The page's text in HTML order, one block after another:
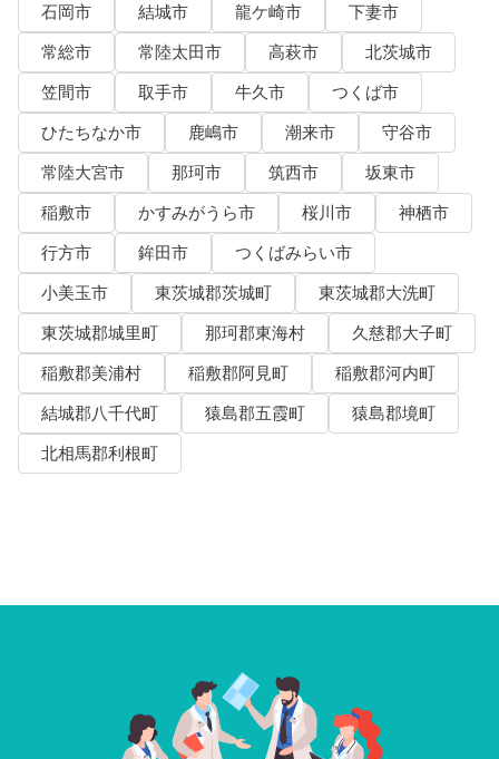
石岡市
結城市 龍ケ崎市
下妻市
常総市
常陸太田市 高萩市
北茨城市
笠間市
取手市 牛久市
つくば市
ひたちなか市
鹿嶋市 潮来市
守谷市
常陸大宮市
那珂市 筑西市
坂東市
稲敷市
かすみがうら市 桜川市
神栖市
行方市
鉾田市
つくばみらい市
小美玉市
東茨城郡茨城町
東茨城郡大洗町
東茨城郡城里町
那珂郡東海村
久慈郡大子町
稲敷郡美浦村
稲敷郡阿見町
稲敷郡河内町
結城郡八千代町
猿島郡五霞町
猿島郡境町
北相馬郡利根町